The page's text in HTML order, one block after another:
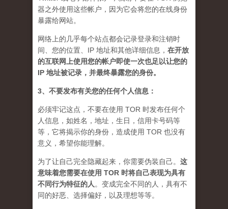
器之外使用这些帐户，因为它会将您的在线身份
暴露给网站。
网络上的几乎每个站点都会记录登录和注销时
间、您的位置、IP 地址和其他详细信息， 在开放
的互联网上使用您的帐户即使一次也足以让您的
IP 地址被记录，并最终暴露您的身份。
3、不要发布有关您的任何个人信息：
必须牢记这点，不要在使用 TOR 时发布任何个
人信息，如姓名，地址，生日，信用卡号码等
等，它将揭示你的身份，造成使用 TOR 也没有
意义，希望你能理解。
为了让自己完全隐藏起来，你需要伪装自己。 这
意味着您需要在使用 TOR 时将自己表现为具有
不同行为特征的人 。 变成完全不同的人，具有不
同的好恶、选择偏好，以及理想等等。